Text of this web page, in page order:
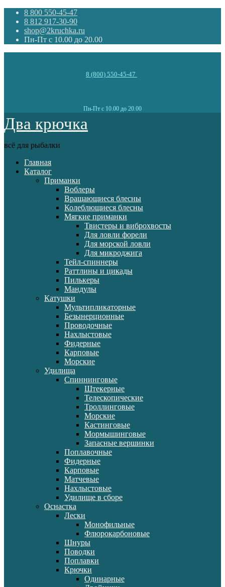
8 800 550-45-47
8 812 917-30-90
shop@2kruchka.ru
Пн-Пт с 10.00 до 20.00
8 (800) 550-45-47
Пн-Пт с 10.00 до 20.00
Два крючка
всё для рыбалки
Главная
Каталог
Приманки
Воблеры
Вращающиеся блесны
Колеблющиеся блесны
Мягкие приманки
Твистеры и виброхвосты
Для ловли форели
Для морской ловли
Для микроджига
Тейл-спиннеры
Раттлины и цикады
Пилькеры
Мандулы
Катушки
Мультипликаторные
Безынерционные
Проводочные
Нахлыстовые
Фидерные
Карповые
Морские
Удилища
Спиннинговые
Штекерные
Телескопические
Троллинговые
Морские
Кастинговые
Мормышинговые
Запасные вершинки
Поплавочные
Фидерные
Карповые
Матчевые
Нахлыстовые
Удилище в сборе
Оснастка
Лески
Монофильные
Флюрокарбоновые
Шнуры
Поводки
Поплавки
Крючки
Одинарные